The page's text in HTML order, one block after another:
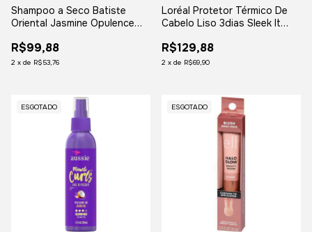
Shampoo a Seco Batiste
Oriental Jasmine Opulence
R$99,88
2 x de R$53,76
Loréal Protetor Térmico De
Cabelo Liso 3dias Sleek It
R$129,88
2 x de R$69,90
ESGOTADO ESGOTADO